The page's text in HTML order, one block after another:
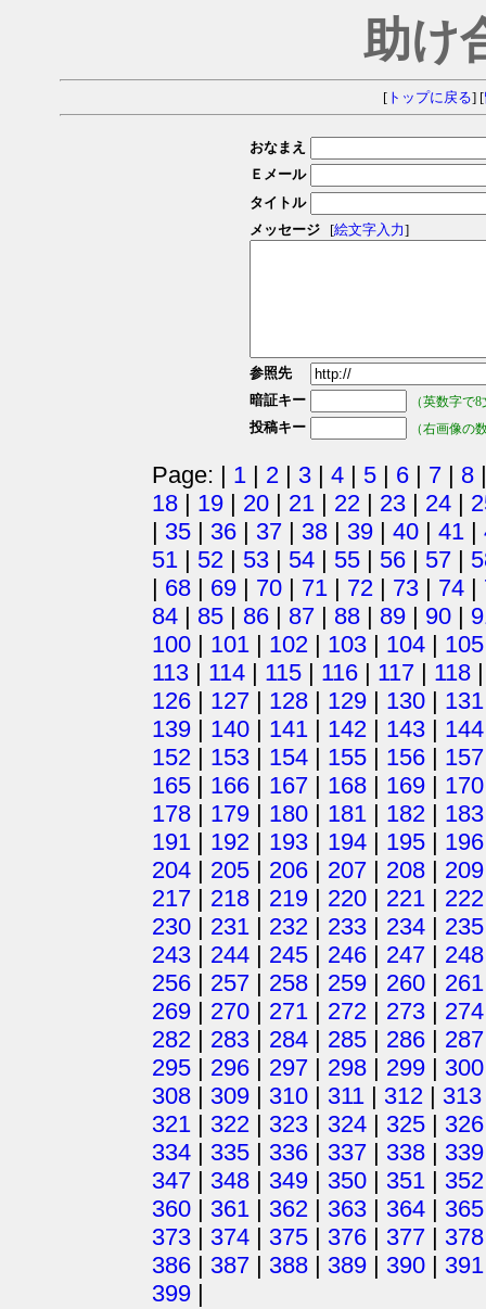
助け
[トップに戻る] [
おなまえ
Ｅメール
タイトル
メッセージ
[絵文字入力]
参照先
暗証キー
（英数字で
投稿キー （右画像の
Page: | 1 | 2 | 3 | 4 | 5 | 6 | 7 | 8
18 | 19 | 20 | 21 | 22 | 23 | 24 |
| 35 | 36 | 37 | 38 | 39 | 40 | 41 |
51 | 52 | 53 | 54 | 55 | 56 | 57 |
| 68 | 69 | 70 | 71 | 72 | 73 | 74 |
84 | 85 | 86 | 87 | 88 | 89 | 90 |
100 | 101 | 102 | 103 | 104 | 105
113 | 114 | 115 | 116 | 117 | 118
126 | 127 | 128 | 129 | 130 | 131
139 | 140 | 141 | 142 | 143 | 144
152 | 153 | 154 | 155 | 156 | 157
165 | 166 | 167 | 168 | 169 | 170
178 | 179 | 180 | 181 | 182 | 183
191 | 192 | 193 | 194 | 195 | 196
204 | 205 | 206 | 207 | 208 | 209
217 | 218 | 219 | 220 | 221 | 222
230 | 231 | 232 | 233 | 234 | 235
243 | 244 | 245 | 246 | 247 | 248
256 | 257 | 258 | 259 | 260 | 261
269 | 270 | 271 | 272 | 273 | 274
282 | 283 | 284 | 285 | 286 | 287
295 | 296 | 297 | 298 | 299 | 300
308 | 309 | 310 | 311 | 312 | 313
321 | 322 | 323 | 324 | 325 | 326
334 | 335 | 336 | 337 | 338 | 339
347 | 348 | 349 | 350 | 351 | 352
360 | 361 | 362 | 363 | 364 | 365
373 | 374 | 375 | 376 | 377 | 378
386 | 387 | 388 | 389 | 390 | 391
399 |